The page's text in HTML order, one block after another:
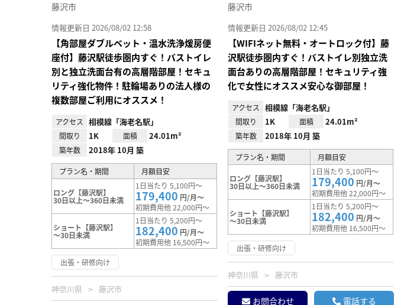
藤沢市
情報更新日 2026/08/02 12:58
【角部屋ダブルベット・温水洗浄煖房便
座付】藤沢駅徒歩圏内すぐ！バストイレ
別と独立洗面台有の高層階部屋！セキュ
リティ強化物件！駐輪場ありの法人様の
複数部屋ご利用にオススメ！
アクセス 相模線「海老名駅」
間取り 1K 面積 24.01m²
築年数 2018年 10月 築
プラン名・期間 月額目安
ロング【藤沢駅】
30日以上～360日未満
1日当たり 5,100円～
179,400 円/月～
初期費用他 22,000円～
ショート【藤沢駅】
～30日未満
1日当たり 5,200円～
182,400 円/月～
初期費用他 16,500円～
出張・研修向け
神奈川県 藤沢市
藤沢市
情報更新日 2026/08/02 12:45
【WIFIネット無料・オートロック付】藤
沢駅徒歩圏内すぐ！バストイレ別独立洗
面台ありの高層階部屋！セキュリティ強
化で女性にオススメ安心な御部屋！
アクセス 相模線「海老名駅」
間取り 1K 面積 24.01m²
築年数 2018年 10月 築
プラン名・期間 月額目安
ロング【藤沢駅】
30日以上～360日未満
1日当たり 5,100円～
179,400 円/月～
初期費用他 22,000円～
ショート【藤沢駅】
～30日未満
1日当たり 5,200円～
182,400 円/月～
初期費用他 16,500円～
出張・研修向け
神奈川県 藤沢市
お問合わせ 電話する